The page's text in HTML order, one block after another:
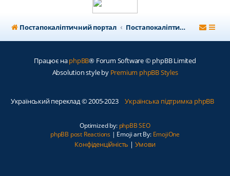
Постапокаліптичний портал Постапокаліптичний форум
Працює наphpBB® Forum Software © phpBB Limited
Absolution style by Premium phpBB Styles
Український переклад © 2005-2023 Українська підтримка phpBB
Optimized by: phpBB SEO
phpBB post Reactions| Emoji art By: EmojiOne
Конфіденційність | Умови